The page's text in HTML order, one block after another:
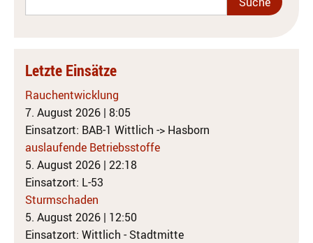
Letzte Einsätze
Rauchentwicklung
7. August 2026 | 8:05
Einsatzort: BAB-1 Wittlich -> Hasborn
auslaufende Betriebsstoffe
5. August 2026 | 22:18
Einsatzort: L-53
Sturmschaden
5. August 2026 | 12:50
Einsatzort: Wittlich - Stadtmitte